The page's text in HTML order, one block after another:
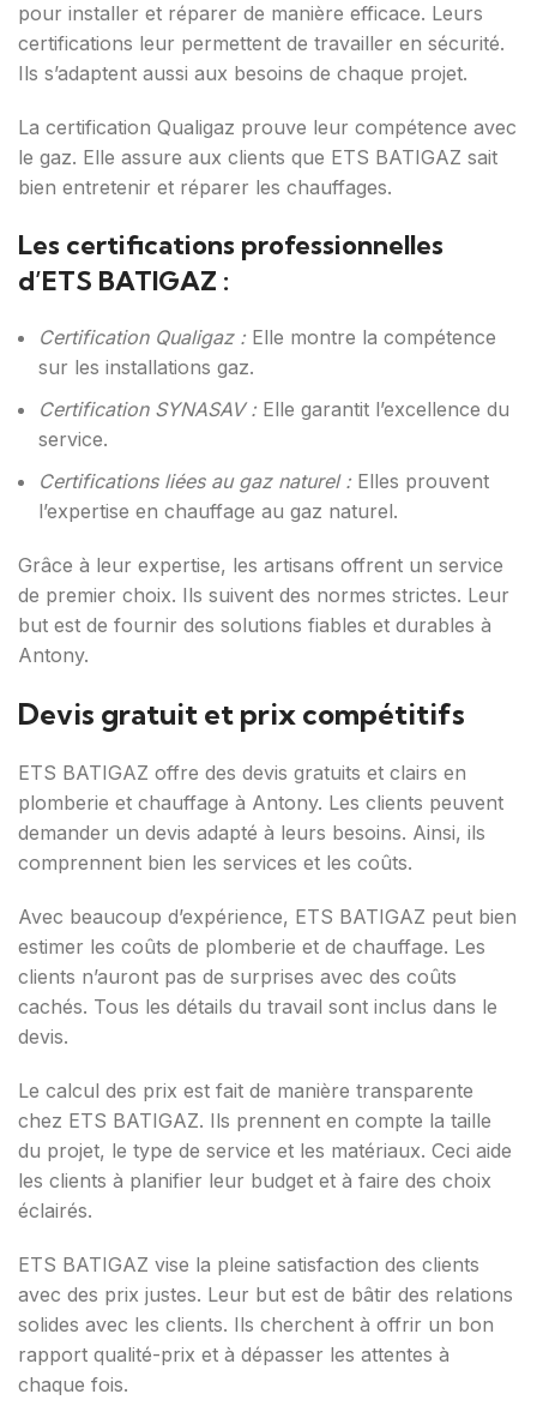
pour installer et réparer de manière efficace. Leurs
certifications leur permettent de travailler en sécurité.
Ils s’adaptent aussi aux besoins de chaque projet.
La certification Qualigaz prouve leur compétence avec
le gaz. Elle assure aux clients que ETS BATIGAZ sait
bien entretenir et réparer les chauffages.
Les certifications professionnelles
d’ETS BATIGAZ :
Certification Qualigaz : Elle montre la compétence
sur les installations gaz.
Certification SYNASAV : Elle garantit l’excellence du
service.
Certifications liées au gaz naturel : Elles prouvent
l’expertise en chauffage au gaz naturel.
Grâce à leur expertise, les artisans offrent un service
de premier choix. Ils suivent des normes strictes. Leur
but est de fournir des solutions fiables et durables à
Antony.
Devis gratuit et prix compétitifs
ETS BATIGAZ offre des devis gratuits et clairs en
plomberie et chauffage à Antony. Les clients peuvent
demander un devis adapté à leurs besoins. Ainsi, ils
comprennent bien les services et les coûts.
Avec beaucoup d’expérience, ETS BATIGAZ peut bien
estimer les coûts de plomberie et de chauffage. Les
clients n’auront pas de surprises avec des coûts
cachés. Tous les détails du travail sont inclus dans le
devis.
Le calcul des prix est fait de manière transparente
chez ETS BATIGAZ. Ils prennent en compte la taille
du projet, le type de service et les matériaux. Ceci aide
les clients à planifier leur budget et à faire des choix
éclairés.
ETS BATIGAZ vise la pleine satisfaction des clients
avec des prix justes. Leur but est de bâtir des relations
solides avec les clients. Ils cherchent à offrir un bon
rapport qualité-prix et à dépasser les attentes à
chaque fois.